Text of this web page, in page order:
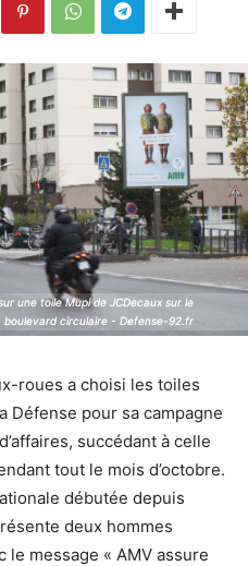
une toile Mupi de JCDecaux sur le
boulevard circulaire - Defense-92.fr
une toile Mupi de JCDecaux sur le
boulevard circulaire - Defense-92.fr
roues a choisi les toiles
Défense pour sa campagne
succédant à celle
tout le mois d’octobre.
débutée depuis
deux hommes
le message « AMV assure